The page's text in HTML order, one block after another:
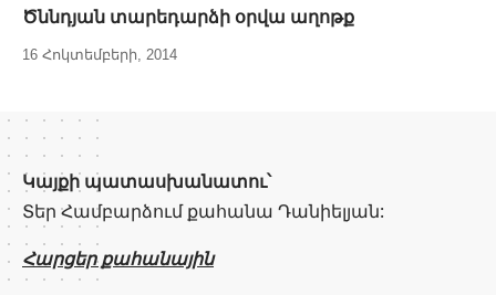
Ծննդյան տարեդարձի օրվա աղոթք
16 Հոկտեմբերի, 2014
Կայքի պատասխանատու՝
Տեր Համբարձում քահանա Դանիելյան:
Հարցեր քահանային